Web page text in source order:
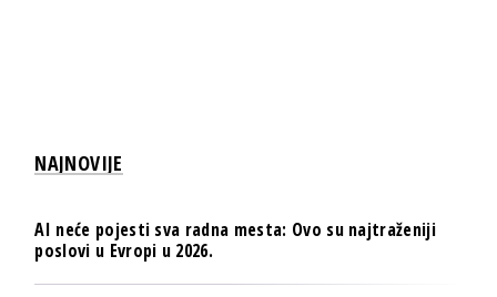
NAJNOVIJE
AI neće pojesti sva radna mesta: Ovo su najtraženiji
poslovi u Evropi u 2026.